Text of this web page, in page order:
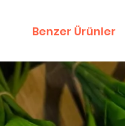
Benzer Ürünler